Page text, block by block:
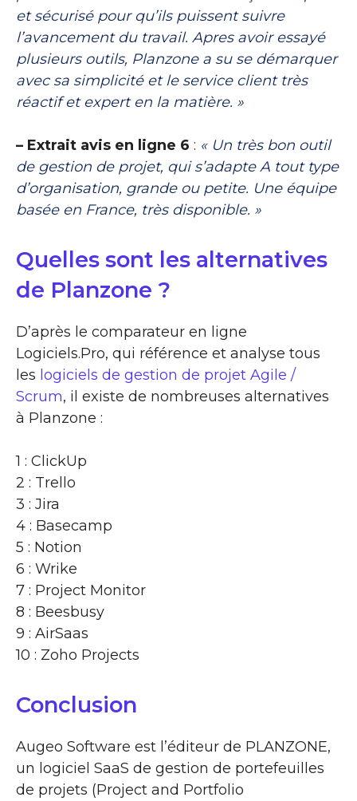
et sécurisé pour qu’ils puissent suivre
l’avancement du travail. Apres avoir essayé
plusieurs outils, Planzone a su se démarquer
avec sa simplicité et le service client très
réactif et expert en la matière. »
– Extrait avis en ligne 6 : « Un très bon outil
de gestion de projet, qui s’adapte A tout type
d’organisation, grande ou petite. Une équipe
basée en France, très disponible. »
Quelles sont les alternatives
de Planzone ?
D’après le comparateur en ligne
Logiciels.Pro, qui référence et analyse tous
les logiciels de gestion de projet Agile /
Scrum, il existe de nombreuses alternatives
à Planzone :
1 : ClickUp
2 : Trello
3 : Jira
4 : Basecamp
5 : Notion
6 : Wrike
7 : Project Monitor
8 : Beesbusy
9 : AirSaas
10 : Zoho Projects
Conclusion
Augeo Software est l’éditeur de PLANZONE,
un logiciel SaaS de gestion de portefeuilles
de projets (Project and Portfolio